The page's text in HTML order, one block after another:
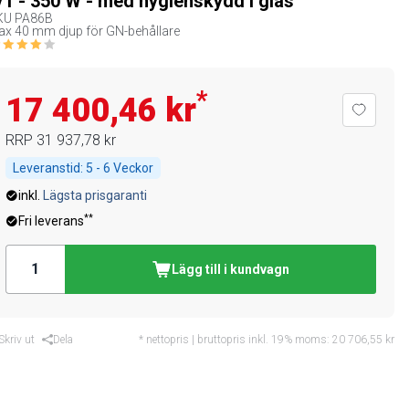
PA86B
40 mm djup för GN-behållare
17 400,46 kr*
RRP 31 937,78 kr
Leveranstid: 5 - 6 Veckor
inkl.
Lägsta prisgaranti
Fri leverans**
Lägg till i kundvagn
ut Dela * nettopris | bruttopris inkl. 19% moms: 20 706,55 kr